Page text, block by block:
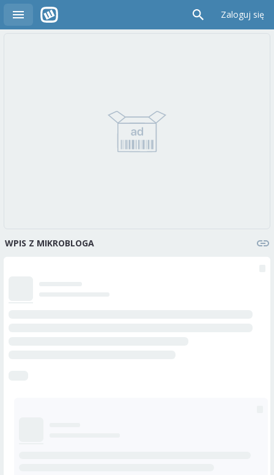
Zaloguj się
WPIS Z MIKROBLOGA